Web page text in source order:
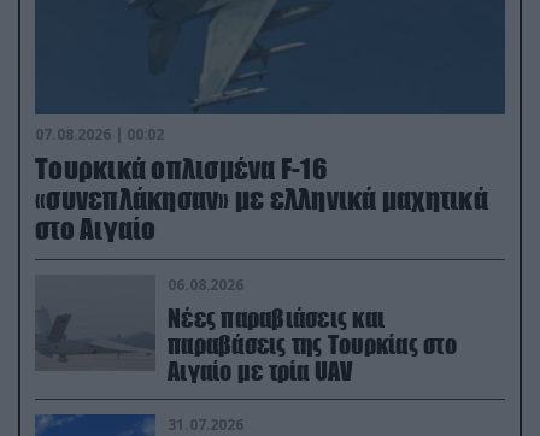
07.08.2026 | 00:02
Τουρκικά οπλισμένα F-16
«συνεπλάκησαν» με ελληνικά μαχητικά
στο Αιγαίο
06.08.2026
Νέες παραβιάσεις και
παραβάσεις της Τουρκίας στο
Αιγαίο με τρία UAV
31.07.2026